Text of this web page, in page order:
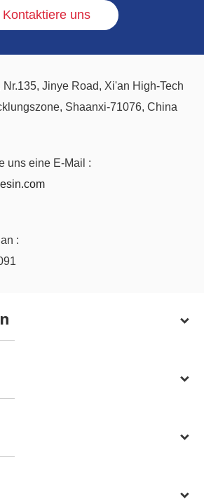
Kontaktiere uns
Jinye Road, Xi'an High-Tech
Shaanxi-71076, China
uns eine E-Mail :
: